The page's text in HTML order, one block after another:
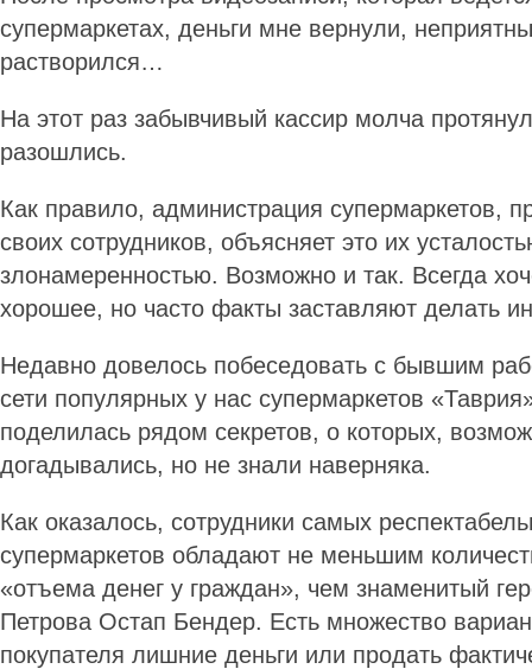
супермаркетах, деньги мне вернули,
растворился…
На этот раз забывчивый кассир молча
разошлись.
Как правило, администрация супермаркетов,
своих сотрудников, объясняет это их
злонамеренностью. Возможно и так. Всегда
хорошее, но часто факты заставляют делать
Недавно довелось побеседовать с бывшим
сети популярных у нас супермаркетов
поделилась рядом секретов, о которых,
догадывались, но не знали наверняка.
Как оказалось, сотрудники самых
супермаркетов обладают не меньшим
«отъема денег у граждан», чем знаменитый
Петрова Остап Бендер. Есть множество
покупателя лишние деньги или продать